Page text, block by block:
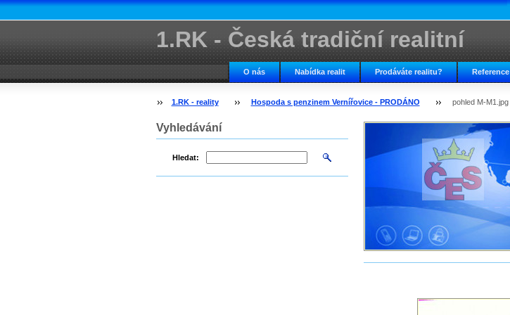
1.RK - Česká tradiční realitní
kancelářO nás Nabídka realit Prodáváte realitu? Reference
1.RK - reality Hospoda s penzinem Vernířovice - PRODÁNO pohled M-M1.jpg
Vyhledávání
Hledat: